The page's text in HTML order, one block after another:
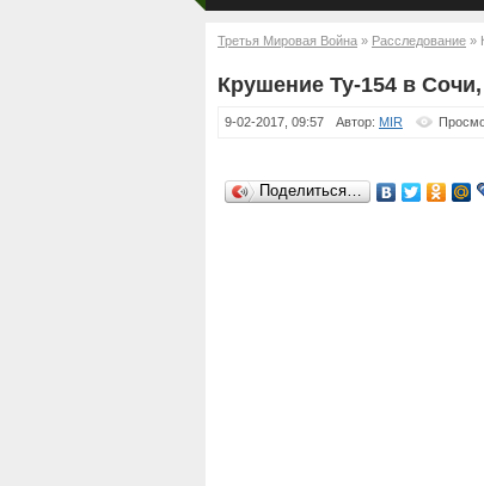
Третья Мировая Война » Расследование »
Крушение Ту-154 в
9-02-2017, 09:57 Автор: MIR
Поделиться…